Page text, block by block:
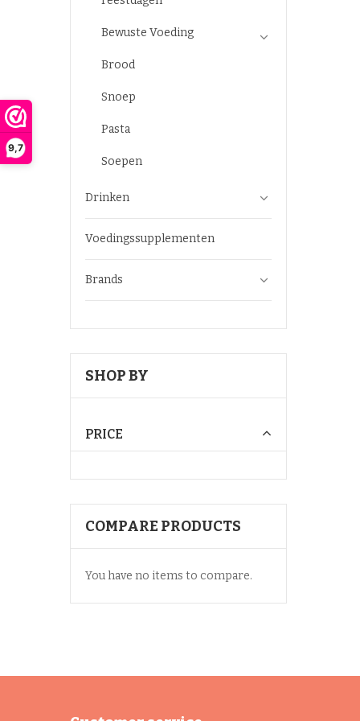
9,7
Bewuste Voeding
Brood
Snoep
Pasta
Soepen
Drinken
Voedingssupplementen
Brands
SHOP BY
PRICE
COMPARE PRODUCTS
You have no items to compare.